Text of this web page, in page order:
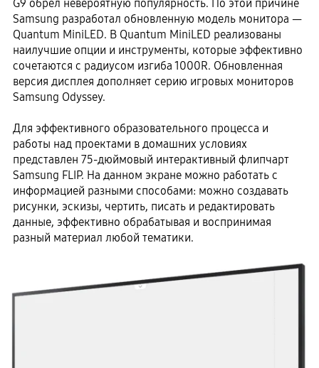
G9 обрел невероятную популярность. По этой причине
Samsung разработал обновленную модель монитора —
Quantum MiniLED. В Quantum MiniLED реализованы
наилучшие опции и инструменты, которые эффективно
сочетаются с радиусом изгиба 1000R. Обновленная
версия дисплея дополняет серию игровых мониторов
Samsung Odyssey.
Для эффективного образовательного процесса и
работы над проектами в домашних условиях
представлен 75-дюймовый интерактивный флипчарт
Samsung FLIP. На данном экране можно работать с
информацией разными способами: можно создавать
рисунки, эскизы, чертить, писать и редактировать
данные, эффективно обрабатывая и воспринимая
разный материал любой тематики.